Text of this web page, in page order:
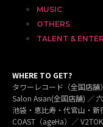
MUSIC
OTHERS
TALENT &
WHERE TO GET?
タワーレコード（全国店
Salon Asian(全国店舗) ／
池袋・恵比寿・代官山・新
COAST（ageHa）／